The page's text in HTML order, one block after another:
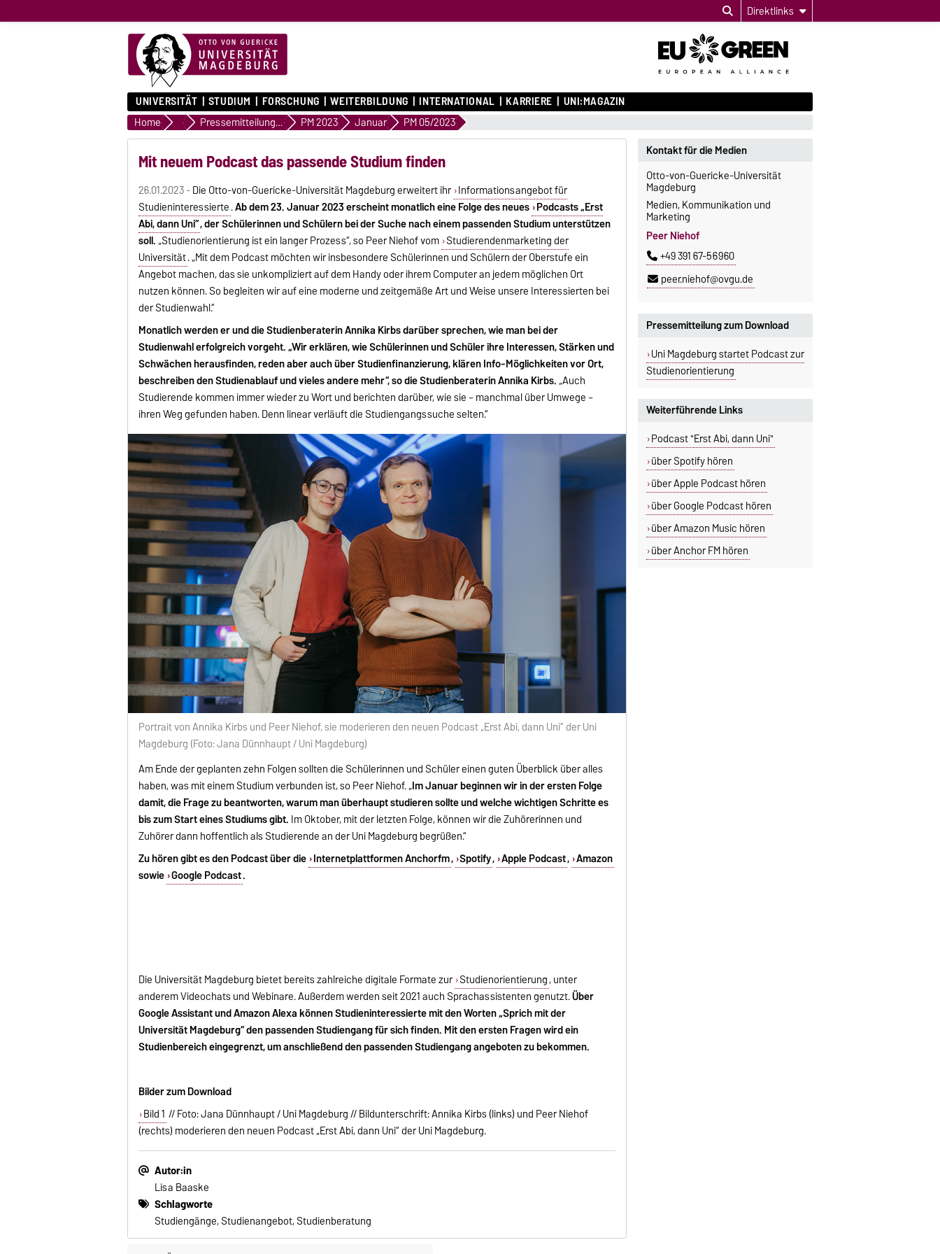
Direktlinks
UNIVERSITÄT STUDIUM FORSCHUNG WEITERBILDUNG INTERNATIONAL KARRIERE UNI:MAGAZIN
Home Presse & Medien Pressemitteilungen PM 2023 Januar PM 05/2023
Mit neuem Podcast das passende Studium finden
26.01.2023 -Die Otto-von-Guericke-Universität Magdeburg erweitert ihr Informationsangebot für
Studieninteressierte.Ab dem 23. Januar 2023 erscheint monatlich eine Folge des neues Podcasts „Erst
Abi, dann Uni“, der Schülerinnen und Schülern bei der Suche nach einem passenden Studium unterstützen
soll.„Studienorientierung ist ein langer Prozess“, so Peer Niehof vom Studierendenmarketing der
Universität. „Mit dem Podcast möchten wir insbesondere Schülerinnen und Schülern der Oberstufe ein
Angebot machen, das sie unkompliziert auf dem Handy oder ihrem Computer an jedem möglichen Ort
nutzen können. So begleiten wir auf eine moderne und zeitgemäße Art und Weise unsere Interessierten bei
der Studienwahl.“
Monatlich werden er und die Studienberaterin Annika Kirbs darüber sprechen, wie man bei der
Studienwahl erfolgreich vorgeht. „Wir erklären, wie Schülerinnen und Schüler ihre Interessen, Stärken und
Schwächen herausfinden, reden aber auch über Studienfinanzierung, klären Info-Möglichkeiten vor Ort,
beschreiben den Studienablauf und vieles andere mehr“, so die Studienberaterin Annika Kirbs.„Auch
Studierende kommen immer wieder zu Wort und berichten darüber, wie sie – manchmal über Umwege –
ihren Weg gefunden haben. Denn linear verläuft die Studiengangssuche selten.“
Portrait von Annika Kirbs und Peer Niehof, sie moderieren den neuen Podcast „Erst Abi, dann Uni“ der Uni
Magdeburg (Foto: Jana Dünnhaupt / Uni Magdeburg)
Am Ende der geplanten zehn Folgen sollten die Schülerinnen und Schüler einen guten Überblick über alles
haben, was mit einem Studium verbunden ist, so Peer Niehof. „Im Januar beginnen wir in der ersten Folge
damit, die Frage zu beantworten, warum man überhaupt studieren sollte und welche wichtigen Schritte es
bis zum Start eines Studiums gibt. Im Oktober, mit der letzten Folge, können wir die Zuhörerinnen und
Zuhörer dann hoffentlich als Studierende an der Uni Magdeburg begrüßen.“
Zu hören gibt es den Podcast über die Internetplattformen Anchorfm, Spotify, Apple Podcast, Amazon
sowie Google Podcast.
Die Universität Magdeburg bietet bereits zahlreiche digitale Formate zur Studienorientierung, unter
anderem Videochats und Webinare. Außerdem werden seit 2021 auch Sprachassistenten genutzt.Über
Google Assistant und Amazon Alexa können Studieninteressierte mit den Worten „Sprich mit der
Universität Magdeburg“ den passenden Studiengang für sich finden. Mit den ersten Fragen wird ein
Studienbereich eingegrenzt, um anschließend den passenden Studiengang angeboten zu bekommen.
Bilder zum Download
Bild 1 // Foto: Jana Dünnhaupt / Uni Magdeburg // Bildunterschrift: Annika Kirbs (links) und Peer Niehof
(rechts) moderieren den neuen Podcast „Erst Abi, dann Uni“ der Uni Magdeburg.
Autor:in
Lisa Baaske
Schlagworte
Studiengänge, Studienangebot, Studienberatung
Kontakt für die Medien
Otto-von-Guericke-Universität
Magdeburg
Medien, Kommunikation und
Marketing
Peer Niehof
+49 391 67-56960
peer.niehof@ovgu.de
Pressemitteilung zum Download
Uni Magdeburg startet Podcast zur
Studienorientierung
Weiterführende Links
Podcast "Erst Abi, dann Uni"
über Spotify hören
über Apple Podcast hören
über Google Podcast hören
über Amazon Music hören
über Anchor FM hören